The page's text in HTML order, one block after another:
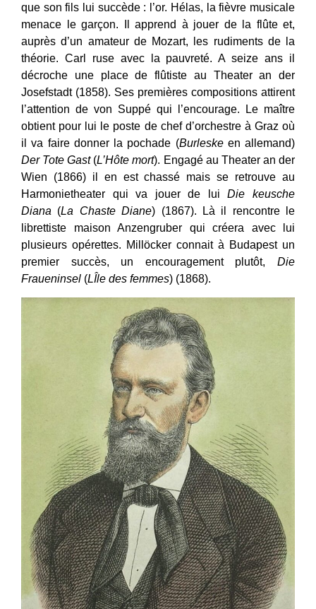
que son fils lui succède : l’or. Hélas, la fièvre musicale
menace le garçon. Il apprend à jouer de la flûte et,
auprès d’un amateur de Mozart, les rudiments de la
théorie. Carl ruse avec la pauvreté. A seize ans il
décroche une place de flûtiste au Theater an der
Josefstadt (1858). Ses premières compositions attirent
l’attention de von Suppé qui l’encourage. Le maître
obtient pour lui le poste de chef d’orchestre à Graz où
il va faire donner la pochade (Burleskeen allemand)
Der Tote Gast(L’Hôte mort). Engagé au Theater an der
Wien (1866) il en est chassé mais se retrouve au
Harmonietheater qui va jouer de luiDie keusche
Diana (La Chaste Diane) (1867). Là il rencontre le
librettiste maison Anzengruber qui créera avec lui
plusieurs opérettes. Millöcker connait à Budapest un
premier succès, un encouragement plutôt, Die
Fraueninsel (LÎle des femmes) (1868).